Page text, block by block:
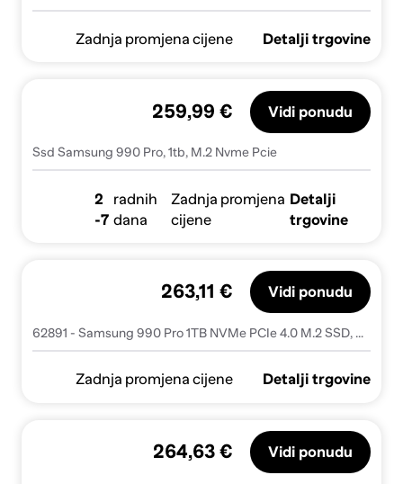
Zadnja promjena cijene Detalji trgovine
Ssd Samsung 990 Pro, 1tb, M.2 Nvme Pcie
259,99 € Vidi ponudu
2
-7
radnih
dana
Zadnja promjena
cijene
Detalji
trgovine
62891 - Samsung 990 Pro 1TB NVMe PCIe 4.0 M.2 SSD, R/W: 7450/6900 MB/s, (MZ-V9P1T0BW), 62891 - 62891
263,11 € Vidi ponudu
Zadnja promjena cijene Detalji trgovine
264,63 € Vidi ponudu